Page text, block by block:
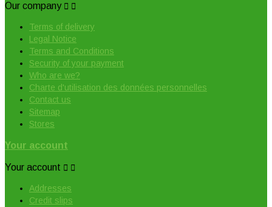
Our company  
Terms of delivery
Legal Notice
Terms and Conditions
Security of your payment
Who are we?
Charte d'utilisation des données personnelles
Contact us
Sitemap
Stores
Your account
Your account  
Addresses
Credit slips